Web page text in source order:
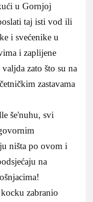
u Gornjoj
taj isti vod ili
i svećenike u
i zaplijene
zato što su na
zastavama
še'nuhu, svi
ništa po ovom i
na
zabranio